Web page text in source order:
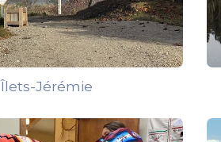
Îlets-Jérémie